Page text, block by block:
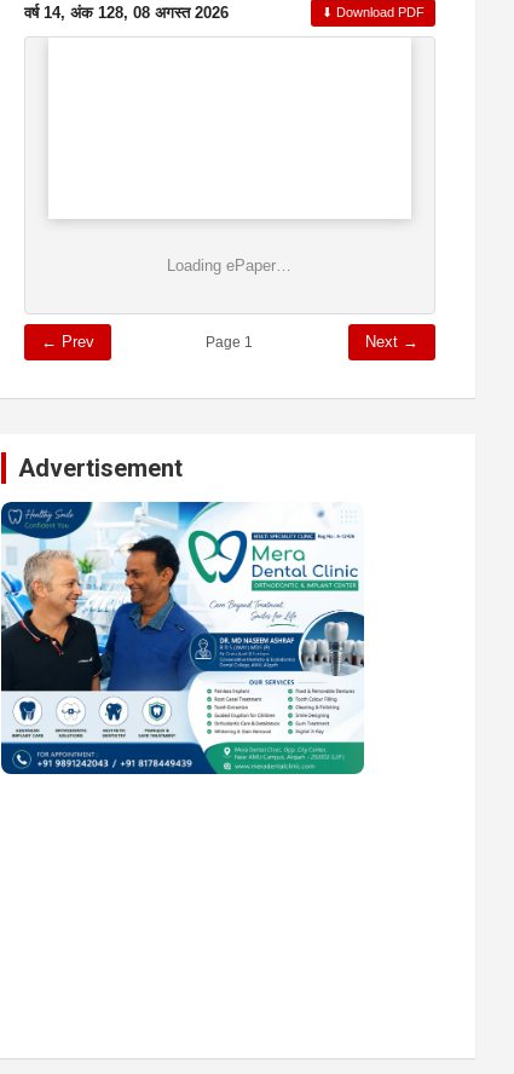
वर्ष 14, अंक 128, 08 अगस्त 2026 ⬇ Download PDF
Loading ePaper…
← Prev Page 1 Next →
Advertisement